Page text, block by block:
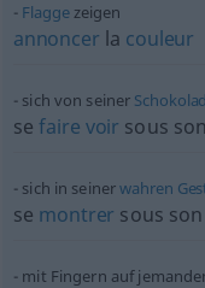
Flaggezeigen
annoncer la couleur
sich von seiner
sefaire voir sous son
sich in seinerwahren
se montrer sous son
mit Fingern auf